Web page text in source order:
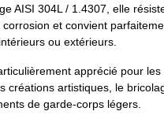
AISI 304L / 1.4307, elle
et convient
ou extérieurs.
apprécié pour les
créations artistiques, le
de garde-corps légers.